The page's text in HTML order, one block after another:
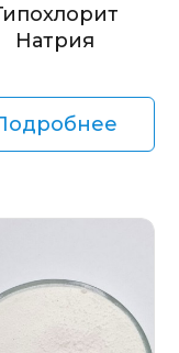
Натрия